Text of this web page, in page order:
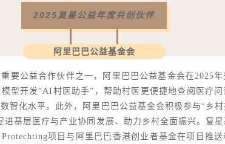
2025复星公益年度共创伙伴
阿里巴巴公益基金会
要公益合作伙伴之一，阿里巴巴公益基金会在2025年
型开发“AI村医助手”，帮助村医更便捷地查阅医疗问
智化水平。此外，阿里巴巴公益基金会积极参与“乡
进基层医疗与产业协同发展、助力乡村全面振兴。复星
项目与阿里巴巴香港创业者基金在项目推送